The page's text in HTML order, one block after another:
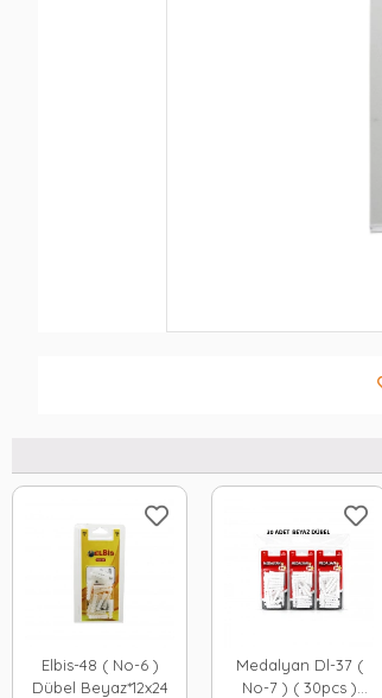
Elbis-48 ( No-6 )
Dübel Beyaz*12x24
Medalyan Dl-37 (
No-7 ) ( 30pcs )